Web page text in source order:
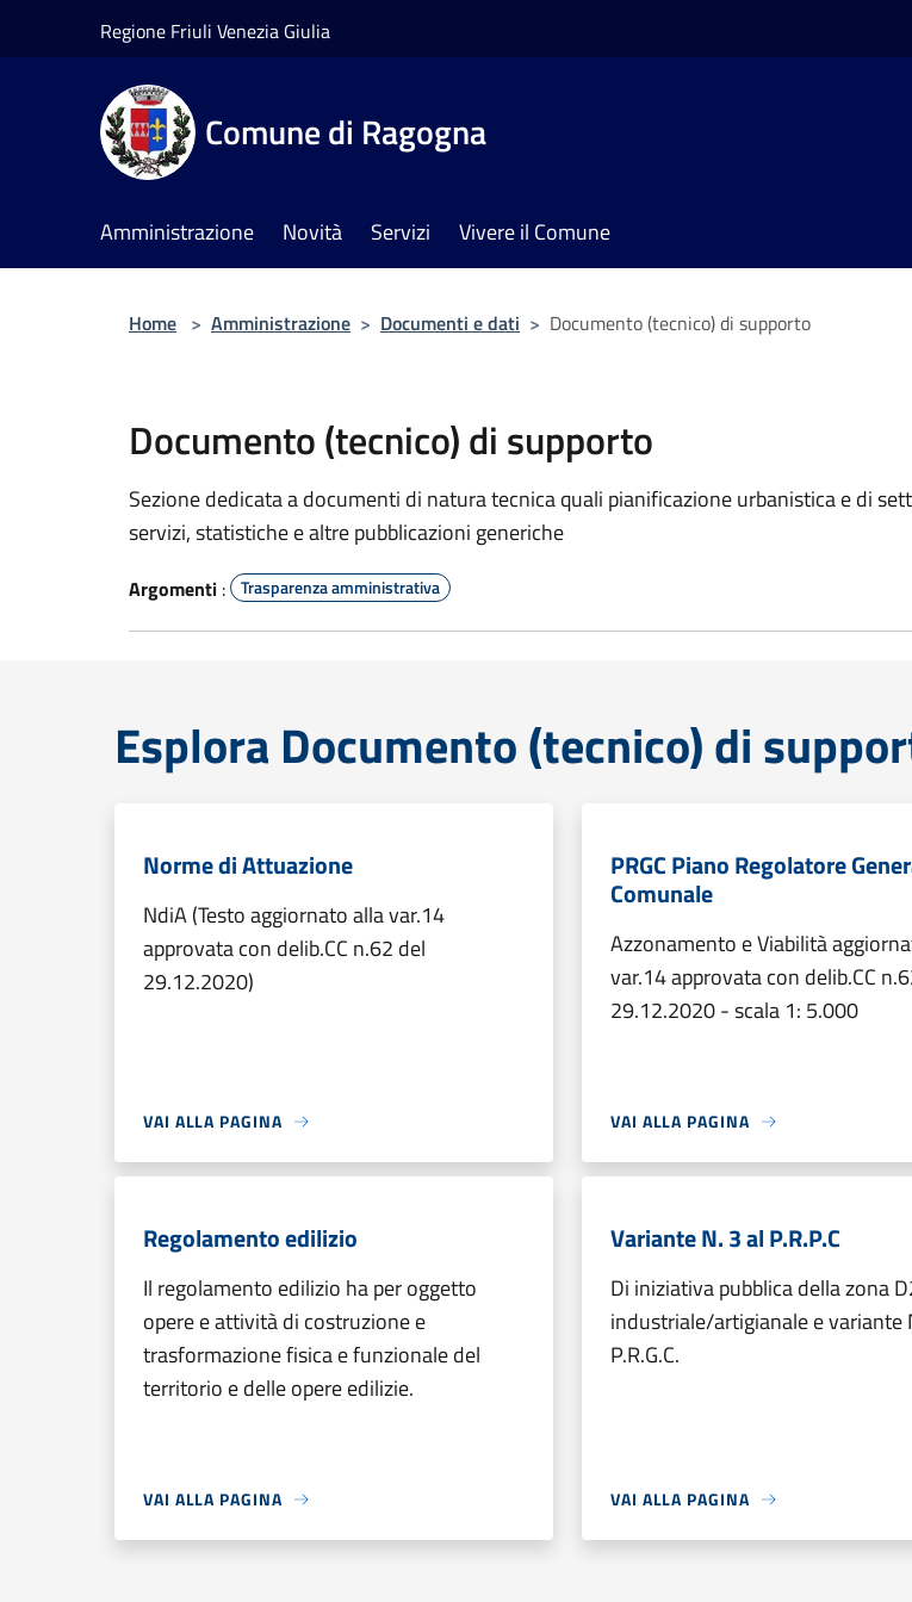
Regione Friuli Venezia Giulia
Comune di Ragogna
Amministrazione Novità Servizi Vivere il Comune
Home > Amministrazione > Documenti e dati > Documento (tecnico) di supporto
Documento (tecnico) di supporto
Sezione dedicata a documenti di natura tecnica quali pianificazione urbanistica e di
servizi, statistiche e altre pubblicazioni generiche
Argomenti : Trasparenza amministrativa
Esplora Documento (tecnico) di
Norme di Attuazione
NdiA (Testo aggiornato alla var.14
approvata con delib.CC n.62 del
29.12.2020)
VAI ALLA PAGINA
PRGC Piano Regolatore
Comunale
Azzonamento e Viabilità
var.14 approvata con delib.CC
29.12.2020 - scala 1: 5.000
VAI ALLA PAGINA
Regolamento edilizio
Il regolamento edilizio ha per oggetto
opere e attività di costruzione e
trasformazione fisica e funzionale del
territorio e delle opere edilizie.
VAI ALLA PAGINA
Variante N. 3 al P.R.P.C
Di iniziativa pubblica della zona
industriale/artigianale e variante
P.R.G.C.
VAI ALLA PAGINA